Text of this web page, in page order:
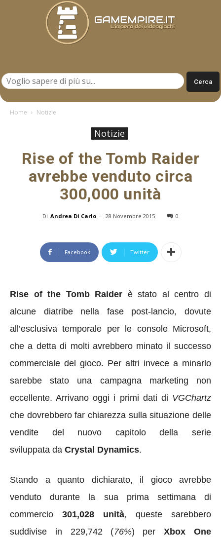
Home Notizie
Notizie
Rise of the Tomb Raider
avrebbe venduto circa
300,000 unità
Di Andrea Di Carlo - 28 Novembre 2015 0
Facebook Twitter
Rise of the Tomb Raider è stato al centro di
alcune diatribe nella fase post-lancio, dovute
all’esclusiva temporale per le console Microsoft,
che a detta di molti avrebbero minato il successo
commerciale del gioco. Per altri invece a minarlo
sarebbe stato una campagna marketing non
eccellente. Arrivano oggi i primi dati di VGChartz
che dovrebbero far chiarezza sulla situazione delle
vendite del nuovo capitolo della serie
sviluppata da Crystal Dynamics.
Stando a quanto dichiarato, il gioco avrebbe
venduto durante la sua prima settimana di
commercio 301,028 unità, queste sarebbero
suddivise in 229,742 (76%) perXbox One